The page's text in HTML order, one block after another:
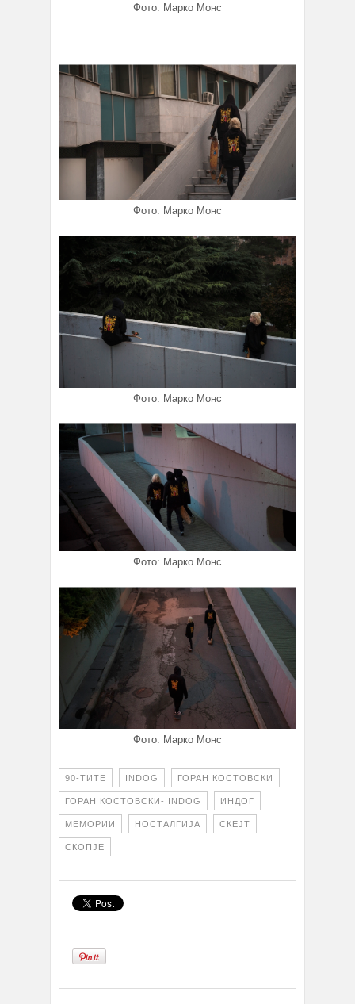
Фото: Марко Монс
Фото: Марко Монс
Фото: Марко Монс
Фото: Марко Монс
Фото: Марко Монс
90-ТИТЕ INDOG ГОРАН КОСТОВСКИ
ГОРАН КОСТОВСКИ- INDOG ИНДОГ
МЕМОРИИ НОСТАЛГИЈА СКЕЈТ
СКОПЈЕ